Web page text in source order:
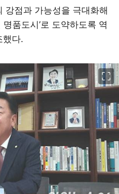
강점과 가능성을 극대화해
품도시’로 도약하도록 역
했다.